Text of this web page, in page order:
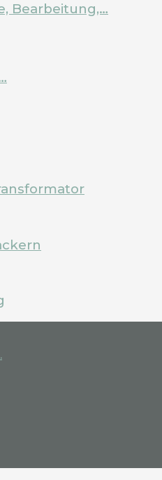
Bearbeitung,…